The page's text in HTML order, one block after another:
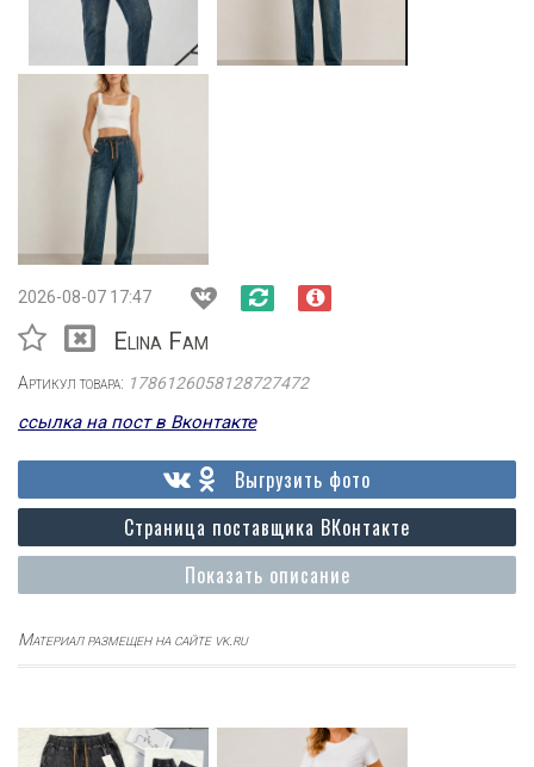
2026-08-07 17:47
Elina Fam
Артикул товара: 1786126058128727472
ссылка на пост в Вконтакте
Показать описание
Страница поставщика ВКонтакте
Выгрузить фото
Материал размещен на сайте vk.ru